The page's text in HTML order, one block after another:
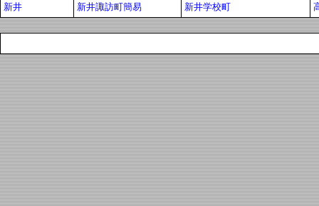
新井
新井諏訪町簡易 新井学校町